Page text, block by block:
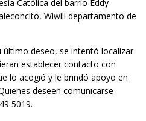
Católica del barrio Eddy
Wiwili departamento de
último deseo, se intentó localizar
establecer contacto con
lo acogió y le brindó apoyo en
deseen comunicarse
5019.